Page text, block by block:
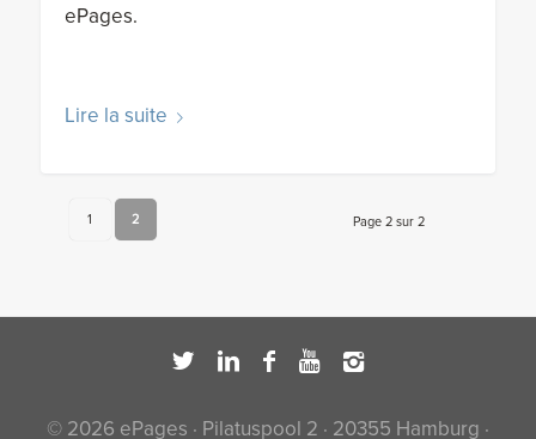
ePages.
Lire la suite
Page 2 sur 2
1 2
© 2026 ePages · Pilatuspool 2 · 20355 Hamburg ·